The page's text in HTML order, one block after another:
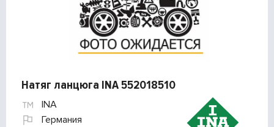
Натяг ланцюга INA 552018510
INA
Германия